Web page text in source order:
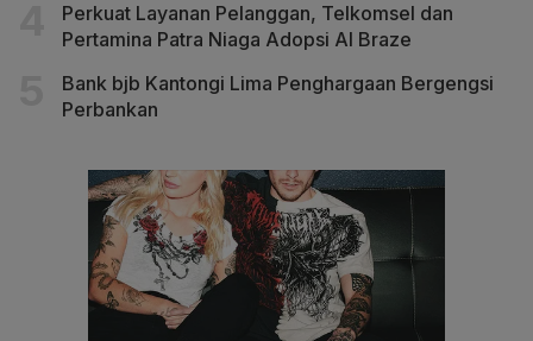
Perkuat Layanan Pelanggan, Telkomsel dan
Pertamina Patra Niaga Adopsi AI Braze
Bank bjb Kantongi Lima Penghargaan Bergengsi
Perbankan